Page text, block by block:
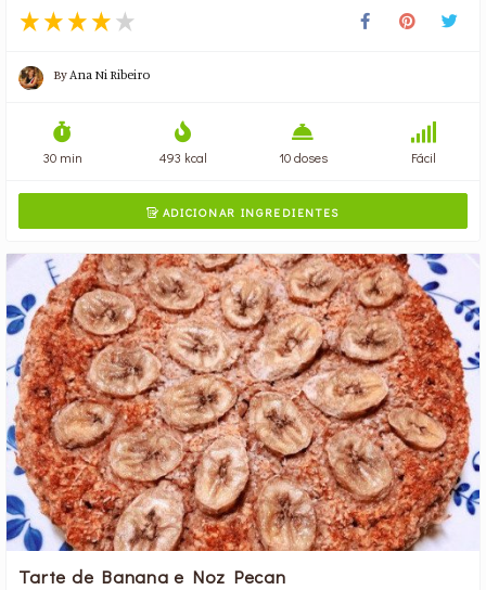
ByAna Ni Ribeiro
30 min 493 kcal 10 doses Fácil
ADICIONAR INGREDIENTES
Tarte de Banana e Noz Pecan